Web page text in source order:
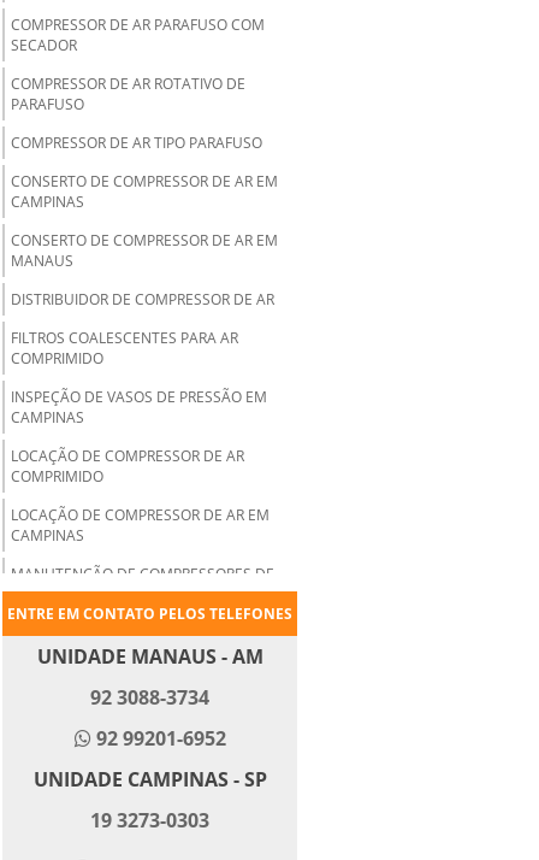
COMPRESSOR DE AR PARAFUSO COM
SECADOR
COMPRESSOR DE AR ROTATIVO DE
PARAFUSO
COMPRESSOR DE AR TIPO PARAFUSO
CONSERTO DE COMPRESSOR DE AR EM
CAMPINAS
CONSERTO DE COMPRESSOR DE AR EM
MANAUS
DISTRIBUIDOR DE COMPRESSOR DE AR
FILTROS COALESCENTES PARA AR
COMPRIMIDO
INSPEÇÃO DE VASOS DE PRESSÃO EM
CAMPINAS
LOCAÇÃO DE COMPRESSOR DE AR
COMPRIMIDO
LOCAÇÃO DE COMPRESSOR DE AR EM
CAMPINAS
MANUTENÇÃO DE COMPRESSORES DE
AR EM CAMPINAS
MANUTENÇÃO DE FERRAMENTAS
PNEUMÁTICAS
PEÇAS PARA COMPRESSOR DE AR EM
PEÇAS PARA COMPRESSOR DE AR EM
MANAUS
REDE DE AR COMPRIMIDO EM ALUMÍNIO
ENTRE EM CONTATO PELOS TELEFONES
UNIDADE MANAUS - AM
92 3088-3734
92 99201-6952
UNIDADE CAMPINAS - SP
19 3273-0303